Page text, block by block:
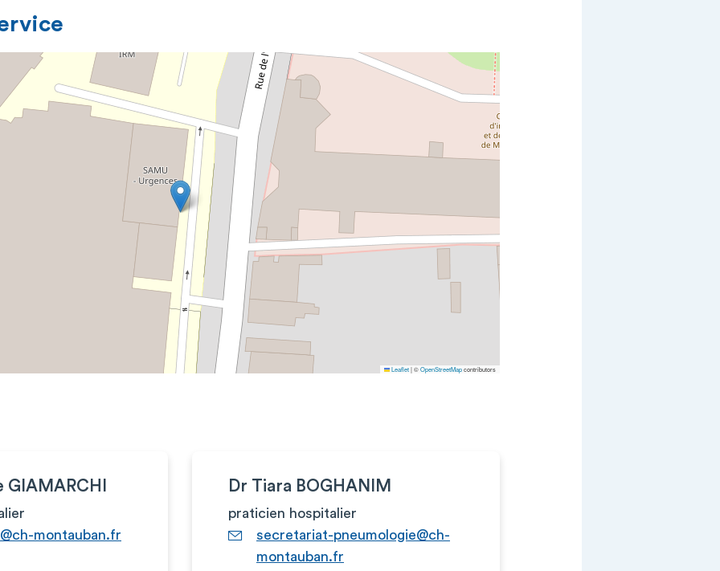
Leaflet|©OpenStreetMapcontributors
montauban.fr
Dr Tiara BOGHANIM
praticien hospitalier
secretariat-pneumologie@ch-
montauban.fr